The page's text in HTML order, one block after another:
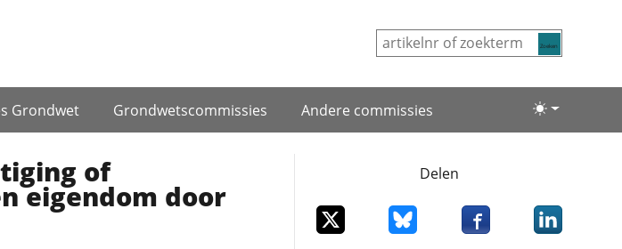
Lichte/
Grondwet Grondwets­commissies Andere commissies
of
eigendom door
Delen
Deel dit item op XDeel dit item op Bluesky
Deel dit item op
Deel dit